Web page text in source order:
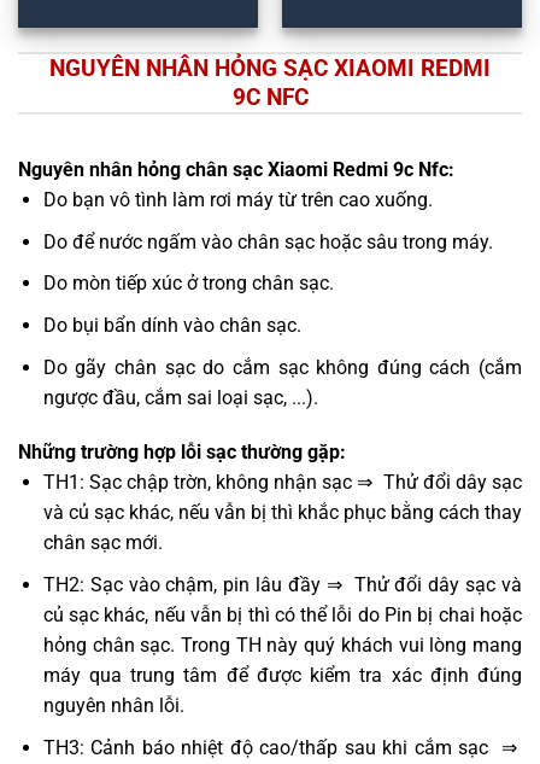
NGUYÊN NHÂN HỎNG SẠC XIAOMI REDMI
9C NFC
Nguyên nhân hỏng chân sạc Xiaomi Redmi 9c Nfc:
Do bạn vô tình làm rơi máy từ trên cao xuống.
Do để nước ngấm vào chân sạc hoặc sâu trong máy.
Do mòn tiếp xúc ở trong chân sạc.
Do bụi bẩn dính vào chân sạc.
Do gãy chân sạc do cắm sạc không đúng cách (cắm
ngược đầu, cắm sai loại sạc, ...).
Những trường hợp lỗi sạc thường gặp:
TH1: Sạc chập trờn, không nhận sạc ⇒ Thử đổi dây sạc
và củ sạc khác, nếu vẫn bị thì khắc phục bằng cách thay
chân sạc mới.
TH2: Sạc vào chậm, pin lâu đầy ⇒ Thử đổi dây sạc và
củ sạc khác, nếu vẫn bị thì có thể lỗi do Pin bị chai hoặc
hỏng chân sạc. Trong TH này quý khách vui lòng mang
máy qua trung tâm để được kiểm tra xác định đúng
nguyên nhân lỗi.
TH3: Cảnh báo nhiệt độ cao/thấp sau khi cắm sạc ⇒